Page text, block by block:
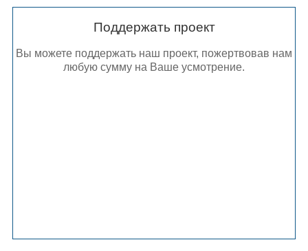
Поддержать проект
Вы можете поддержать наш проект, пожертвовав нам
любую сумму на Ваше усмотрение.